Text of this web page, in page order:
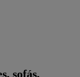
sofás,